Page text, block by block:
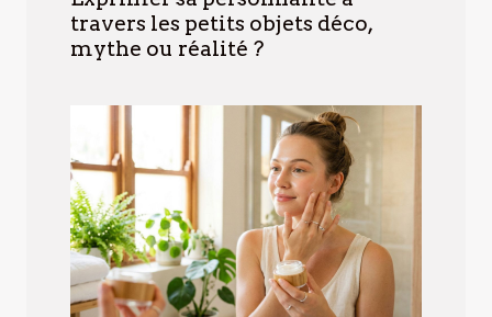
travers les petits objets déco,
mythe ou réalité ?